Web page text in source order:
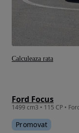
Ford Focus
1499 cm3 • 115 CP •
Promovat
Calculeaza rata